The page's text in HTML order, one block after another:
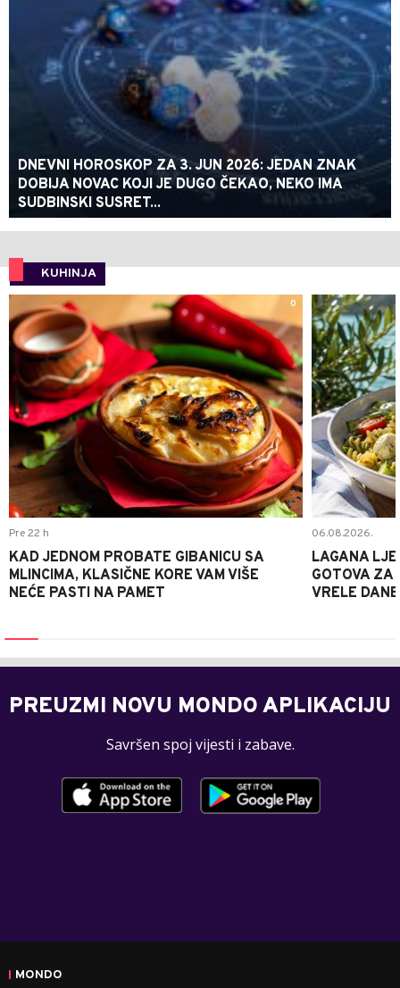
DNEVNI HOROSKOP ZA 3. JUN 2026: JEDAN ZNAK
DOBIJA NOVAC KOJI JE DUGO ČEKAO, NEKO IMA
SUDBINSKI SUSRET...
KUHINJA
0
Pre 22 h
KAD JEDNOM PROBATE GIBANICU SA
MLINCIMA, KLASIČNE KORE VAM VIŠE
NEĆE PASTI NA PAMET
06.08.2026.
LAGANA
GOTOVA ZA
VRELE DANE
PREUZMI NOVU MONDO APLIKACIJU
Savršen spoj vijesti i zabave.
MONDO